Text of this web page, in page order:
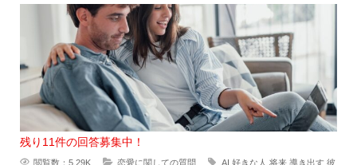
できる時代になっています
残り11件の回答募集中！
閲覧数：5.29K 恋愛に関しての質問 AI 好きな人 将来 導き出す 彼